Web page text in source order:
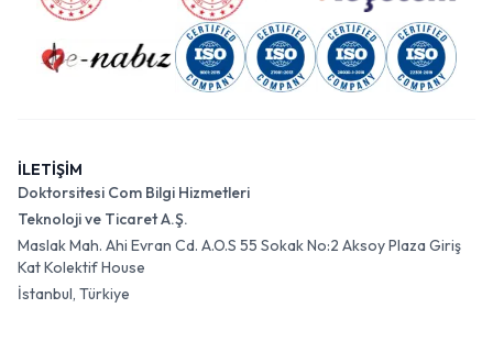
İLETİŞİM
Doktorsitesi Com Bilgi Hizmetleri
Teknoloji ve Ticaret A.Ş.
Maslak Mah. Ahi Evran Cd. A.O.S 55 Sokak No:2 Aksoy Plaza Giriş
Kat Kolektif House
İstanbul, Türkiye